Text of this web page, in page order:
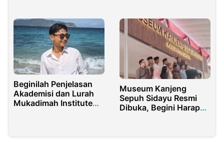
Beginilah Penjelasan
Akademisi dan Lurah
Mukadimah Institute
Museum Kanjeng
Sepuh Sidayu Resmi
Dibuka, Begini Harapan